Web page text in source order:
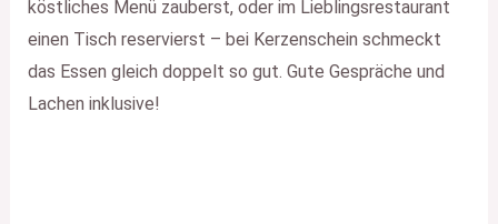
köstliches Menü zauberst, oder im Lieblingsrestaurant
einen Tisch reservierst – bei Kerzenschein schmeckt
das Essen gleich doppelt so gut. Gute Gespräche und
Lachen inklusive!